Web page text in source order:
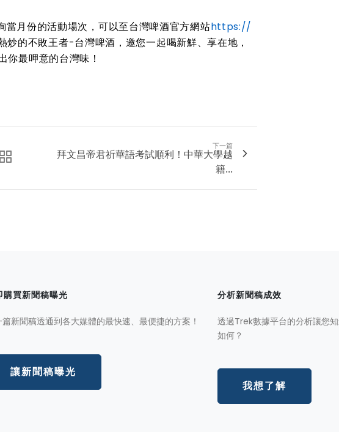
月份的活動場次，可以至台灣啤酒官方網站https://
炒的不敗王者-台灣啤酒，邀您一起喝新鮮、享在地，
你最呷意的台灣味！
下一篇
拜文昌帝君祈華語考試順利！中華大學越
籍...
購買新聞稿曝光
新聞稿透通到各大媒體的最快速、最便捷的方案！
讓新聞稿曝光
分析新聞稿成效
透過Trek數據平台的分析讓您
如何？
我想了解